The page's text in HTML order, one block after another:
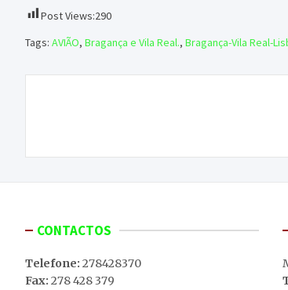
Post Views:290
Tags: AVIÃO, Bragança e Vila Real., Bragança-Vila Real-
artigos
CONTACTOS
Telefone: 278428370
Fax: 278 428 379